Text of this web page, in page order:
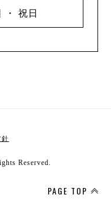
・ 祝日
PAGE TOP
針
Reserved.